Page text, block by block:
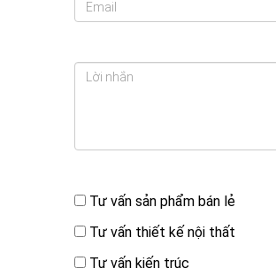
Tư vấn sản phẩm bán lẻ
Tư vấn thiết kế nội thất
Tư vấn kiến trúc